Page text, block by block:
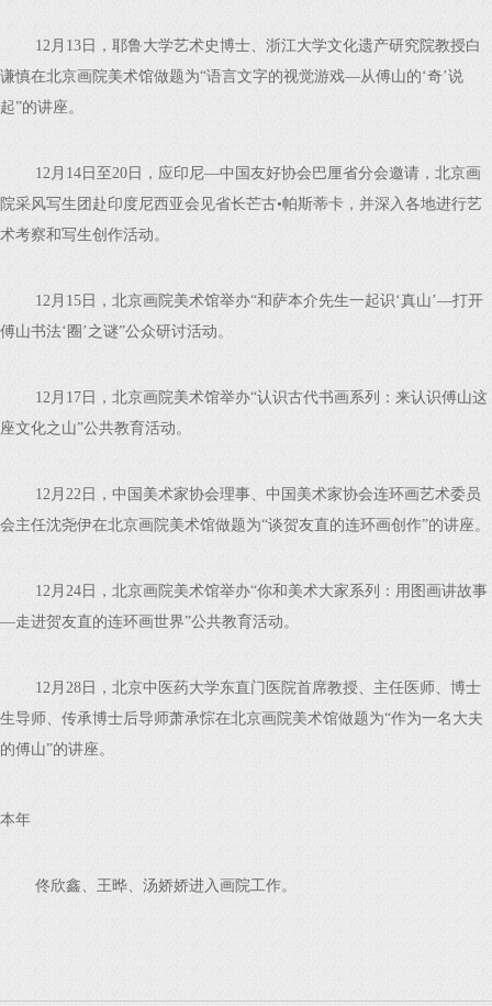
12月13日，耶鲁大学艺术史博士、浙江大学文化遗产研究院教授白
谦慎在北京画院美术馆做题为“语言文字的视觉游戏—从傅山的‘奇’说
起”的讲座。
12月14日至20日，应印尼—中国友好协会巴厘省分会邀请，北京画
院采风写生团赴印度尼西亚会见省长芒古•帕斯蒂卡，并深入各地进行艺
术考察和写生创作活动。
12月15日，北京画院美术馆举办“和萨本介先生一起识‘真山’—打开
傅山书法‘圈’之谜”公众研讨活动。
12月17日，北京画院美术馆举办“认识古代书画系列：来认识傅山这
座文化之山”公共教育活动。
12月22日，中国美术家协会理事、中国美术家协会连环画艺术委员
会主任沈尧伊在北京画院美术馆做题为“谈贺友直的连环画创作”的讲座。
12月24日，北京画院美术馆举办“你和美术大家系列：用图画讲故事
—走进贺友直的连环画世界”公共教育活动。
12月28日，北京中医药大学东直门医院首席教授、主任医师、博士
生导师、传承博士后导师萧承悰在北京画院美术馆做题为“作为一名大夫
的傅山”的讲座。
本年
佟欣鑫、王晔、汤娇娇进入画院工作。